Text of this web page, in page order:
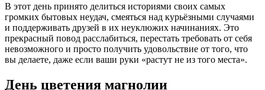
В этот день принято делиться историями своих самых
громких бытовых неудач, смеяться над курьёзными случаями
и поддерживать друзей в их неуклюжих начинаниях. Это
прекрасный повод расслабиться, перестать требовать от себя
невозможного и просто получить удовольствие от того, что
вы делаете, даже если ваши руки «растут не из того места».
День цветения магнолии